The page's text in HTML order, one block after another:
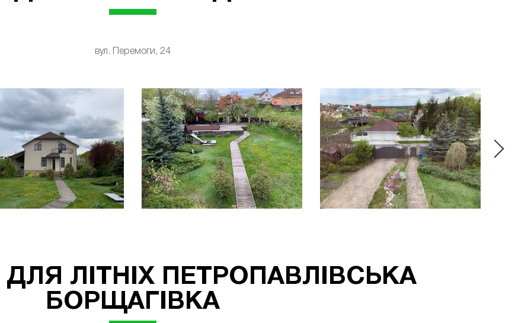
вул. Перемоги, 24
ДЛЯ ЛІТНІХ ПЕТРОПАВЛІВСЬКА
БОРЩАГІВКА